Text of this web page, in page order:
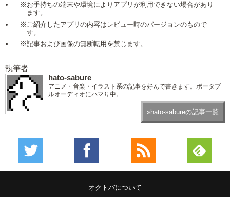
※お手持ちの端末や環境によりアプリが利用できない場合があり
ます。
※ご紹介したアプリの内容はレビュー時のバージョンのもので
す。
※記事および画像の無断転用を禁じます。
執筆者
hato-sabure
アニメ・音楽・イラスト系の記事を好んで書きます。ポータブ
ルオーディオにハマり中。
»hato-sabureの記事一覧
オクトバについて